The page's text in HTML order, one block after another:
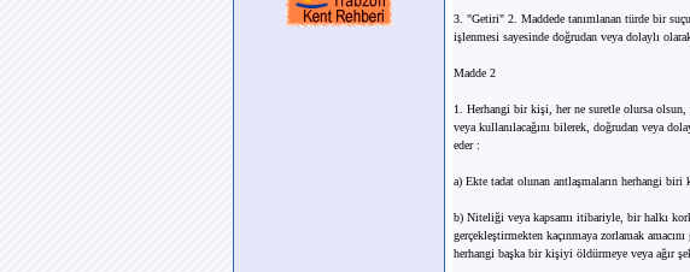
3. "Getiri" 2. Maddede tanımlanan türde bir
işlenmesi sayesinde doğrudan veya dolaylı
Madde 2
1. Herhangi bir kişi, her ne suretle olursa olsun,
veya kullanılacağını bilerek, doğrudan veya
eder :
a) Ekte tadat olunan antlaşmaların herhangi biri
b) Niteliği veya kapsamı itibariyle, bir halkı
gerçekleştirmekten kaçınmaya zorlamak
herhangi başka bir kişiyi öldürmeye veya ağır